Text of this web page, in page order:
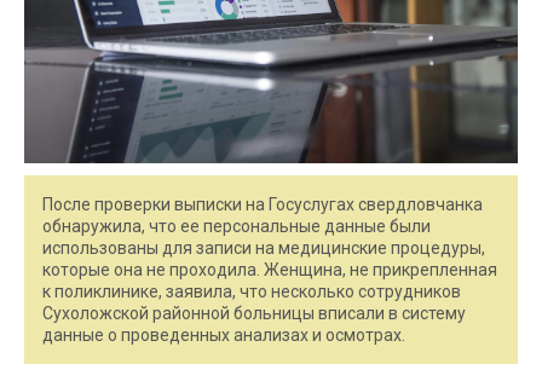
После проверки выписки на Госуслугах свердловчанка
обнаружила, что ее персональные данные были
использованы для записи на медицинские процедуры,
которые она не проходила. Женщина, не прикрепленная
к поликлинике, заявила, что несколько сотрудников
Сухоложской районной больницы вписали в систему
данные о проведенных анализах и осмотрах.